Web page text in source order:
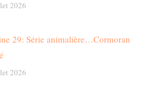
2026
29: Série animalière…Cormoran
2026